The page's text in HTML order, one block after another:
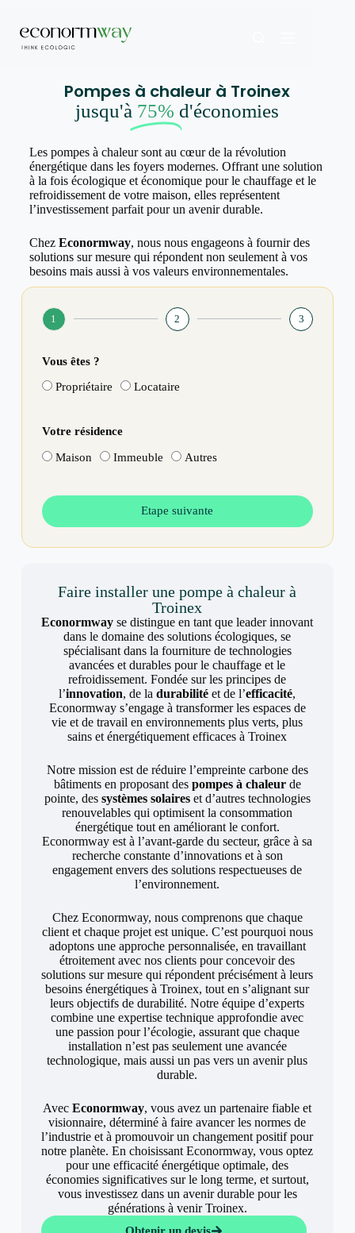
Pompes à chaleur à Troinex
jusqu'à 75% d'économies
Les pompes à chaleur sont au cœur de la révolution
énergétique dans les foyers modernes. Offrant une solution
à la fois écologique et économique pour le chauffage et le
refroidissement de votre maison, elles représentent
l’investissement parfait pour un avenir durable.
Chez Econormway, nous nous engageons à fournir des
solutions sur mesure qui répondent non seulement à vos
besoins mais aussi à vos valeurs environnementales.
1 2 3
Vous êtes ?
Propriétaire Locataire
Votre résidence
Maison Immeuble Autres
Etape suivante
Faire installer une pompe à chaleur à
Troinex
Econormway se distingue en tant que leader innovant
dans le domaine des solutions écologiques, se
spécialisant dans la fourniture de technologies
avancées et durables pour le chauffage et le
refroidissement. Fondée sur les principes de
l’innovation, de ladurabilité et de l’efficacité,
Econormway s’engage à transformer les espaces de
vie et de travail en environnements plus verts, plus
sains et énergétiquement efficaces à Troinex
Notre mission est de réduire l’empreinte carbone des
bâtiments en proposant des pompes à chaleurde
pointe, des systèmes solaireset d’autres technologies
renouvelables qui optimisent la consommation
énergétique tout en améliorant le confort.
Econormway est à l’avant-garde du secteur, grâce à sa
recherche constante d’innovations et à son
engagement envers des solutions respectueuses de
l’environnement.
Chez Econormway, nous comprenons que chaque
client et chaque projet est unique. C’est pourquoi nous
adoptons une approche personnalisée, en travaillant
étroitement avec nos clients pour concevoir des
solutions sur mesure qui répondent précisément à leurs
besoins énergétiques à Troinex, tout en s’alignant sur
leurs objectifs de durabilité. Notre équipe d’experts
combine une expertise technique approfondie avec
une passion pour l’écologie, assurant que chaque
installation n’est pas seulement une avancée
technologique, mais aussi un pas vers un avenir plus
durable.
AvecEconormway, vous avez un partenaire fiable et
visionnaire, déterminé à faire avancer les normes de
l’industrie et à promouvoir un changement positif pour
notre planète. En choisissant Econormway, vous optez
pour une efficacité énergétique optimale, des
économies significatives sur le long terme, et surtout,
vous investissez dans un avenir durable pour les
générations à venir Troinex.
Obtenir un devis